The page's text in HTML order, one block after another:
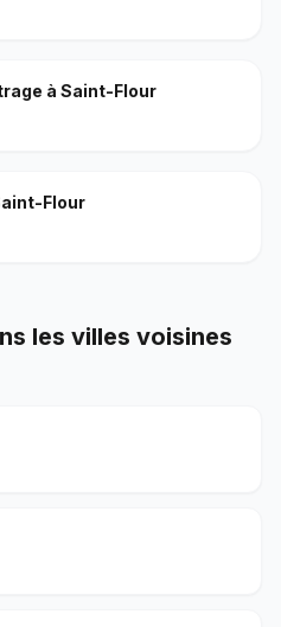
à Saint-Flour
Flour
les villes voisines